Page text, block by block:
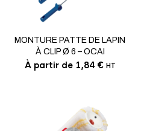
MONTURE PATTE DE LAPIN
À CLIP Ø 6 – OCAI
À partir de 1,84 € HT